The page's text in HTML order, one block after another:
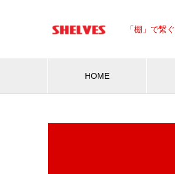
「棚」で繋
HOME